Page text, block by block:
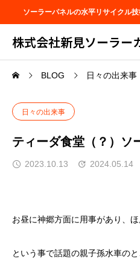
ソーラーパネルの水平リサイクル
株式会社新見ソーラー
BLOG 日々の出来事
日々の出来事
ティーダ食堂（？）ソ
2023.10.13 2024.05.14
お昼に神郷方面に用事があり、
という事で話題の親子孫水車の